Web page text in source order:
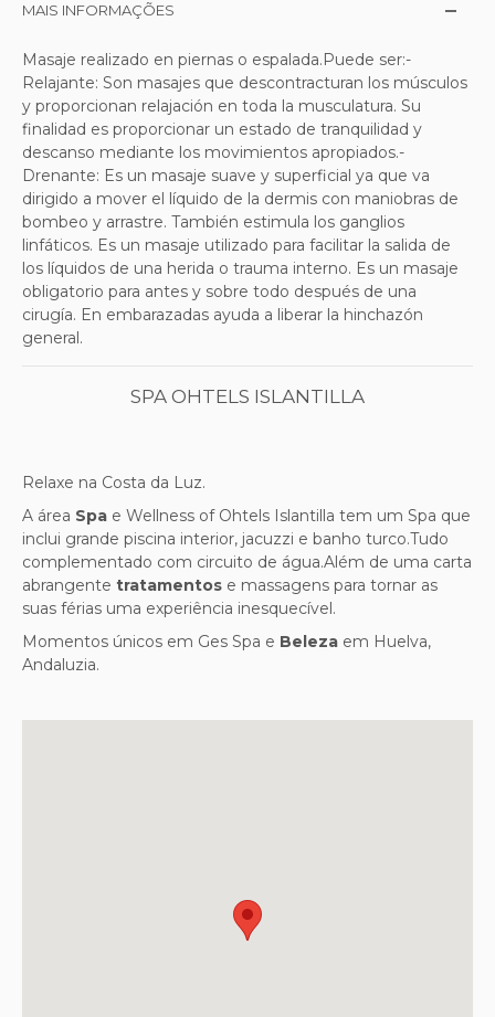
MAIS INFORMAÇÕES
Masaje realizado en piernas o espalada.Puede ser:-
Relajante: Son masajes que descontracturan los músculos
y proporcionan relajación en toda la musculatura. Su
finalidad es proporcionar un estado de tranquilidad y
descanso mediante los movimientos apropiados.-
Drenante: Es un masaje suave y superficial ya que va
dirigido a mover el líquido de la dermis con maniobras de
bombeo y arrastre. También estimula los ganglios
linfáticos. Es un masaje utilizado para facilitar la salida de
los líquidos de una herida o trauma interno. Es un masaje
obligatorio para antes y sobre todo después de una
cirugía. En embarazadas ayuda a liberar la hinchazón
general.
SPA OHTELS ISLANTILLA
Relaxe na Costa da Luz.
A área Spa e Wellness of Ohtels Islantilla tem um Spa que
inclui grande piscina interior, jacuzzi e banho turco.Tudo
complementado com circuito de água.Além de uma carta
abrangente tratamentos e massagens para tornar as
suas férias uma experiência inesquecível.
Momentos únicos em Ges Spa e Beleza em Huelva,
Andaluzia.